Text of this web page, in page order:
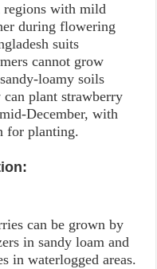
with mild
during flowering
suits
cannot grow
loamy soils
can plant strawberry
December, with
for planting.
can be grown by
in sandy loam and
in waterlogged areas.